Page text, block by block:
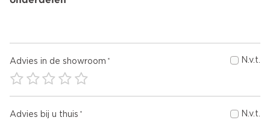
Advies in de showroom N.v.t.
Advies bij u thuis N.v.t.